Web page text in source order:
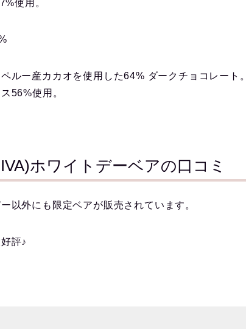
使⽤。
ルー産カカオを使⽤した64% ダークチョコレート。
56%使⽤。
ホワイトデーベアの口コミ
以外にも限定ベアが販売されています。
評♪